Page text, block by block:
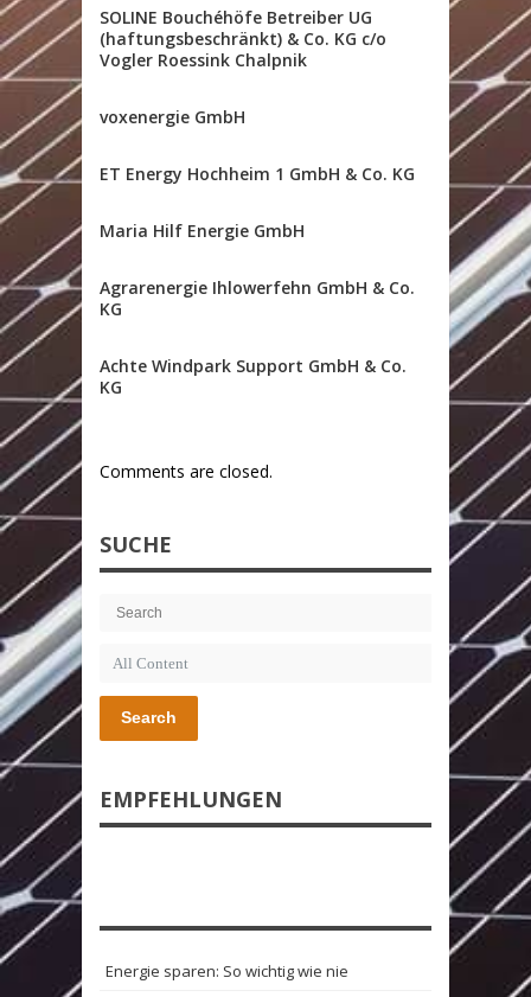
SOLINE Bouchéhöfe Betreiber UG
(haftungsbeschränkt) & Co. KG c/o
Vogler Roessink Chalpnik
voxenergie GmbH
ET Energy Hochheim 1 GmbH & Co. KG
Maria Hilf Energie GmbH
Agrarenergie Ihlowerfehn GmbH & Co.
KG
Achte Windpark Support GmbH & Co.
KG
Comments are closed.
SUCHE
Search
EMPFEHLUNGEN
Energie sparen: So wichtig wie nie